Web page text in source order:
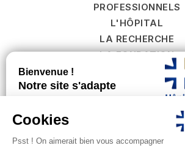
PROFESSIONNELS
L'HÔPITAL
LA RECHERCHE
LA FONDATION
RECRUTEMENT
PODCASTS
PRENDRE RENDEZ‑VOUS
FAIRE UN DON